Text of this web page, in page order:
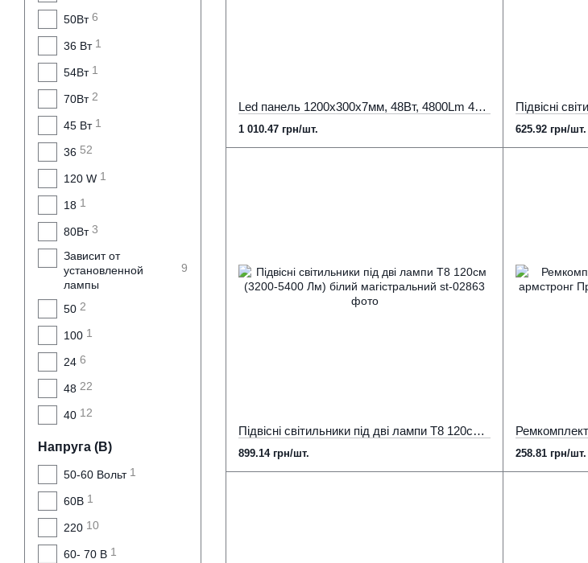
Led панель 1200х300х7мм, 48Вт, 4800Lm 4500-5000К IP20 Led-Story PREMIUM PF 09, EMC
1 010.47 грн/шт. 625.92 грн/шт.
Підвісні світильники під дві лампи Т8 120см (3200-5400 Лм) білий магістральний
899.14 грн/шт. 258.81 грн/шт.
50Вт 6
36 Вт 1
54Вт 1
70Вт 2
45 Вт 1
36 52
120 W 1
18 1
80Вт 3
Зависит от
установленной
лампы
9
50 2
100 1
24 6
48 22
40 12
Напруга (В)
50-60 Вольт 1
60В 1
220 10
60- 70 В 1